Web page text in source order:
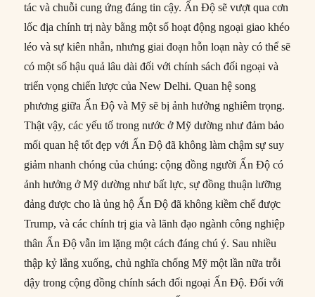
tác và chuỗi cung ứng đáng tin cậy. Ấn Độ sẽ vượt qua cơn
lốc địa chính trị này bằng một số hoạt động ngoại giao khéo
léo và sự kiên nhẫn, nhưng giai đoạn hỗn loạn này có thể sẽ
có một số hậu quả lâu dài đối với chính sách đối ngoại và
triển vọng chiến lược của New Delhi. Quan hệ song
phương giữa Ấn Độ và Mỹ sẽ bị ảnh hưởng nghiêm trọng.
Thật vậy, các yếu tố trong nước ở Mỹ dường như đảm bảo
mối quan hệ tốt đẹp với Ấn Độ đã không làm chậm sự suy
giảm nhanh chóng của chúng: cộng đồng người Ấn Độ có
ảnh hưởng ở Mỹ dường như bất lực, sự đồng thuận lưỡng
đảng được cho là ủng hộ Ấn Độ đã không kiềm chế được
Trump, và các chính trị gia và lãnh đạo ngành công nghiệp
thân Ấn Độ vẫn im lặng một cách đáng chú ý. Sau nhiều
thập kỷ lắng xuống, chủ nghĩa chống Mỹ một lần nữa trỗi
dậy trong cộng đồng chính sách đối ngoại Ấn Độ. Đối với